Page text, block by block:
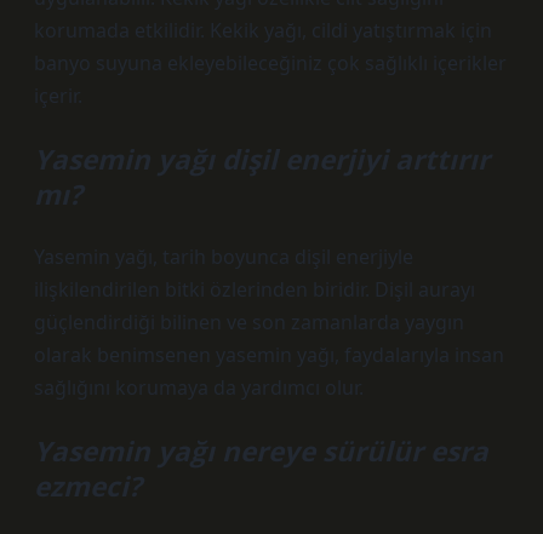
korumada etkilidir. Kekik yağı, cildi yatıştırmak için
banyo suyuna ekleyebileceğiniz çok sağlıklı içerikler
içerir.
Yasemin yağı dişil enerjiyi arttırır
mı?
Yasemin yağı, tarih boyunca dişil enerjiyle
ilişkilendirilen bitki özlerinden biridir. Dişil aurayı
güçlendirdiği bilinen ve son zamanlarda yaygın
olarak benimsenen yasemin yağı, faydalarıyla insan
sağlığını korumaya da yardımcı olur.
Yasemin yağı nereye sürülür esra
ezmeci?